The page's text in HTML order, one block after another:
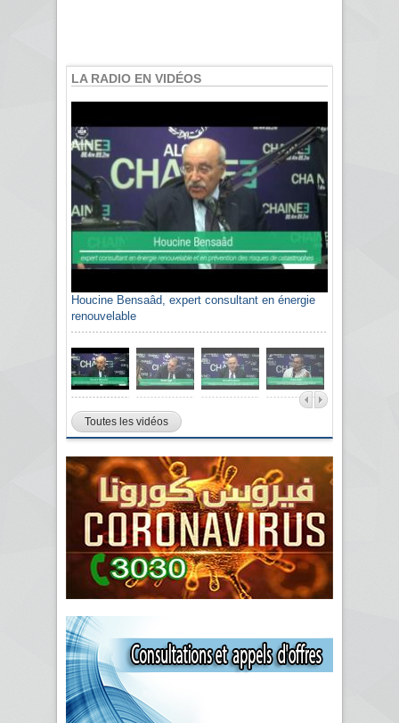
LA RADIO EN VIDÉOS
Houcine Bensaâd, expert consultant en énergie
renouvelable
Toutes les vidéos